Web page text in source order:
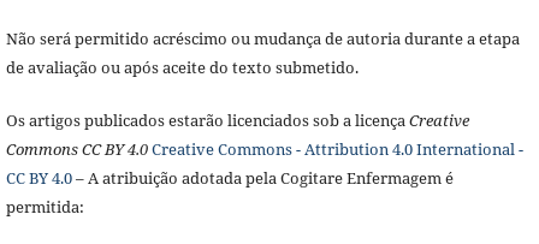
Não será permitido acréscimo ou mudança de autoria durante a etapa
de avaliação ou após aceite do texto submetido.
Os artigos publicados estarão licenciados sob a licençaCreative
Commons CC BY 4.0Creative Commons - Attribution 4.0 International -
CC BY 4.0– A atribuição adotada pela Cogitare Enfermagem é
permitida: